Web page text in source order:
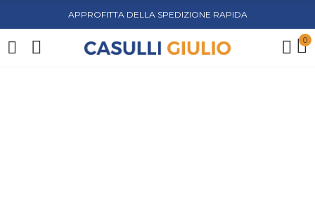
APPROFITTA DELLA SPEDIZIONE RAPIDA
0